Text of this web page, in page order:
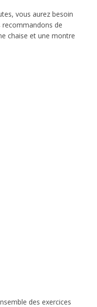
vous aurez besoin
recommandons de
chaise et une montre
des exercices